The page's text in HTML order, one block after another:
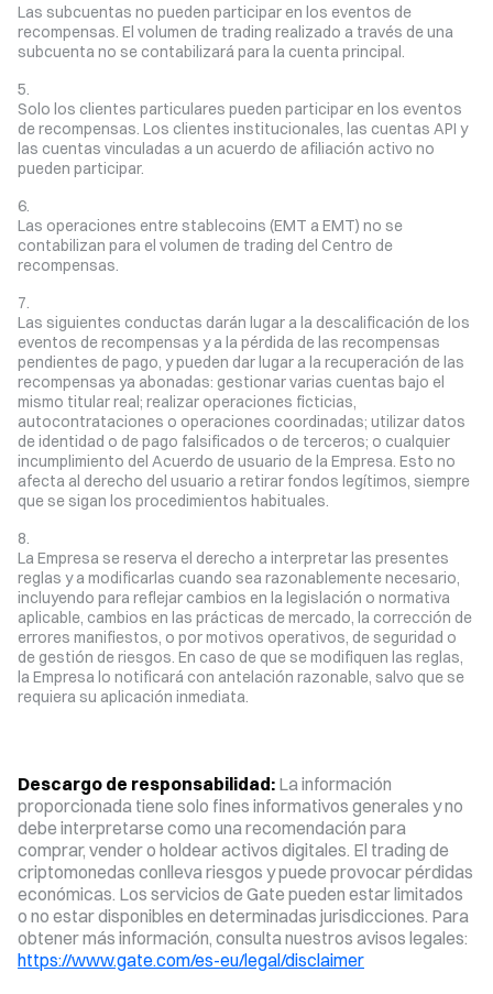
Las subcuentas no pueden participar en los eventos de
recompensas. El volumen de trading realizado a través de una
subcuenta no se contabilizará para la cuenta principal.
Solo los clientes particulares pueden participar en los eventos
de recompensas. Los clientes institucionales, las cuentas API y
las cuentas vinculadas a un acuerdo de afiliación activo no
pueden participar.
Las operaciones entre stablecoins (EMT a EMT) no se
contabilizan para el volumen de trading del Centro de
recompensas.
Las siguientes conductas darán lugar a la descalificación de los
eventos de recompensas y a la pérdida de las recompensas
pendientes de pago, y pueden dar lugar a la recuperación de las
recompensas ya abonadas: gestionar varias cuentas bajo el
mismo titular real; realizar operaciones ficticias,
autocontrataciones o operaciones coordinadas; utilizar datos
de identidad o de pago falsificados o de terceros; o cualquier
incumplimiento del Acuerdo de usuario de la Empresa. Esto no
afecta al derecho del usuario a retirar fondos legítimos, siempre
que se sigan los procedimientos habituales.
La Empresa se reserva el derecho a interpretar las presentes
reglas y a modificarlas cuando sea razonablemente necesario,
incluyendo para reflejar cambios en la legislación o normativa
aplicable, cambios en las prácticas de mercado, la corrección de
errores manifiestos, o por motivos operativos, de seguridad o
de gestión de riesgos. En caso de que se modifiquen las reglas,
la Empresa lo notificará con antelación razonable, salvo que se
requiera su aplicación inmediata.
Descargo de responsabilidad: La información
proporcionada tiene solo fines informativos generales y no
debe interpretarse como una recomendación para
comprar, vender o holdear activos digitales. El trading de
criptomonedas conlleva riesgos y puede provocar pérdidas
económicas. Los servicios de Gate pueden estar limitados
o no estar disponibles en determinadas jurisdicciones. Para
obtener más información, consulta nuestros avisos legales:
https://www.gate.com/es-eu/legal/disclaimer